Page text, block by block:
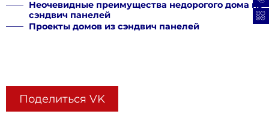
Смотрите также:
Поделиться VK